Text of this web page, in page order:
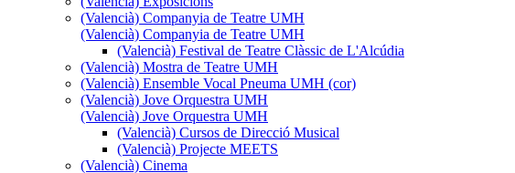
(Valencià) Companyia de Teatre UMH
(Valencià) Companyia de Teatre UMH
(Valencià) Festival de Teatre Clàssic de L'Alcúdia
(Valencià) Mostra de Teatre UMH
(Valencià) Ensemble Vocal Pneuma UMH (cor)
(Valencià) Jove Orquestra UMH
(Valencià) Jove Orquestra UMH
(Valencià) Cursos de Direcció Musical
(Valencià) Projecte MEETS
(Valencià) Cinema